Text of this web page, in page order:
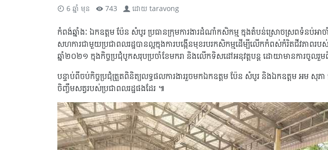
6 ឆ្នាំ មុន 743 ដោយ taravong
កំពង់ឆ្នាំងៈ ឯកឧត្តម ប៉ែន សំបូរ ប្រធានក្រុមការងារដំណាំកសិកម្ម ក្នុងតំបន់ស្រោចស្រពទំនប់អាច
សហការជាមួយប្រជាពលរដ្ឋបានល្អក្នុងការបង្កើនមុខរបរកសិកម្មដើម្បីលើកកំពស់កំរិតជីវភាពរ
ឆ្នាំ២០២១ ក្នុងកិច្ចប្រជុំបូកសរុបប្រចាំខែមករា និងលើកទិសដៅអនុវត្តបន្ត ដោយាមានការចូល
បន្ទាប់ពីចប់កិច្ចប្រជុំត្រួតពិនិត្យលទ្ធផលការងាររួចមកឯកឧត្តម ប៉ែន សំបូរ និងឯកឧត្តម អម
ចិញ្ចឹមសត្វរបស់ប្រជាពលរដ្ឋផងដែរ ៕